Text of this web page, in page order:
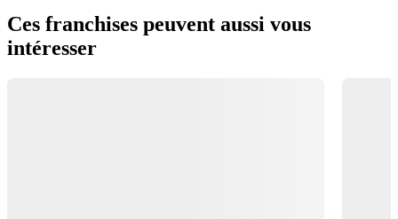
Ces franchises peuvent aussi vous
intéresser